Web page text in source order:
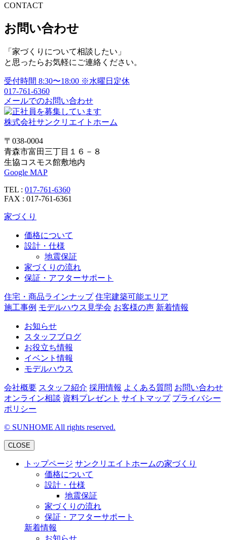
ナ
ビ
ー
シ
ョ
ン
CONTACT
お問い合わせ
「家づくりについて相談したい」
と思ったらお気軽にご連絡ください。
受付時間 8:30〜18:00 ※水曜日定休
017-761-6360
メールでのお問い合わせ
株式会社サンクリエイトホーム
〒038-0004
青森市富田三丁目１６－８
生協コスモス館敷地内
Google MAP
TEL : 017-761-6360
FAX : 017-761-6361
家づくり
価格について
設計・仕様
地震保証
家づくりの流れ
保証・アフターサポート
住宅・商品ラインナップ 住宅建築可能エリア
施工事例 モデルハウス見学会 お客様の声 新着情報
お知らせ
スタッフブログ
お役立ち情報
イベント情報
モデルハウス
会社概要 スタッフ紹介 採用情報 よくある質問 お問い合わせ
オンライン相談 資料プレゼント サイトマップ プライバシー
ポリシー
© SUNHOME All rights reserved.
CLOSE
トップページ サンクリエイトホームの家づくり
価格について
設計・仕様
地震保証
家づくりの流れ
保証・アフターサポート
新着情報
お知らせ